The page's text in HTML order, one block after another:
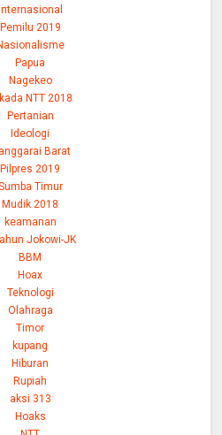
Internasional
Pemilu 2019
Papua
Nagekeo
NTT 2018
Pertanian
Ideologi
Barat
Pilpres 2019
Timur
Mudik 2018
keamanan
Jokowi-JK
BBM
Hoax
Teknologi
Olahraga
Timor
kupang
Hiburan
Rupiah
aksi 313
Hoaks